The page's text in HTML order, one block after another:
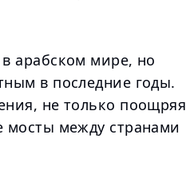
арабском мире, но
в последние годы.
не только поощряя
мосты между странами